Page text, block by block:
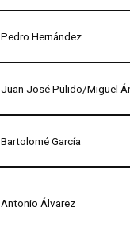
Pedro Hernández
Juan José Pulido/Miguel
Bartolomé García
Antonio Álvarez